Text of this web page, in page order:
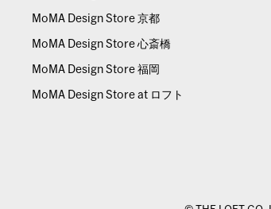
MoMA Design Store 京都
MoMA Design Store 心斎橋
MoMA Design Store 福岡
MoMA Design Store at ロフト